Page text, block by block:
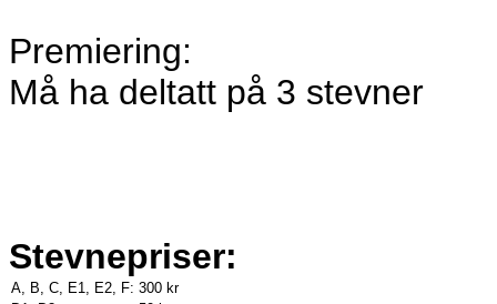
Premiering:
Må ha deltatt på 3 stevner
Stevnepriser:
A, B, C, E1, E2, F: 300 kr